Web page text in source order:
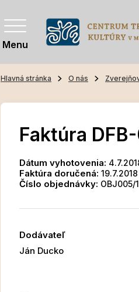
Menu
Hlavná stránka O nás
Faktúra
Dátum vyhotovenia:
Faktúra doručená: 19.7.2018
Číslo objednávky: OBJ005/
Dodávateľ
Ján Ducko